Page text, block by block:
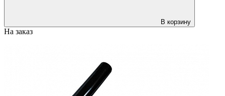
В корзину
На заказ